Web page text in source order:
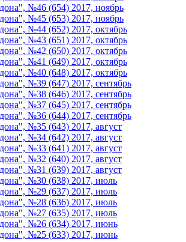
№46 (654) 2017, ноябрь
№45 (653) 2017, ноябрь
№44 (652) 2017, октябрь
№43 (651) 2017, октябрь
№42 (650) 2017, октябрь
№41 (649) 2017, октябрь
№40 (648) 2017, октябрь
№39 (647) 2017, сентябрь
№38 (646) 2017, сентябрь
№37 (645) 2017, сентябрь
№36 (644) 2017, сентябрь
№35 (643) 2017, август
№34 (642) 2017, август
№33 (641) 2017, август
№32 (640) 2017, август
№31 (639) 2017, август
№30 (638) 2017, июль
№29 (637) 2017, июль
№28 (636) 2017, июль
№27 (635) 2017, июль
№26 (634) 2017, июнь
№25 (633) 2017, июнь